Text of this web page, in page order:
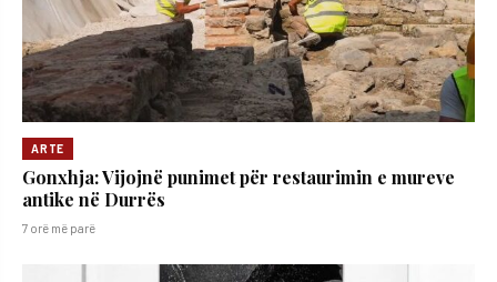
ARTE
Gonxhja: Vijojnë punimet për restaurimin e mureve
antike në Durrës
7 orë më parë